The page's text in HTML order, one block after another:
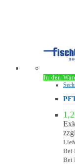
In den
Bei
Bei